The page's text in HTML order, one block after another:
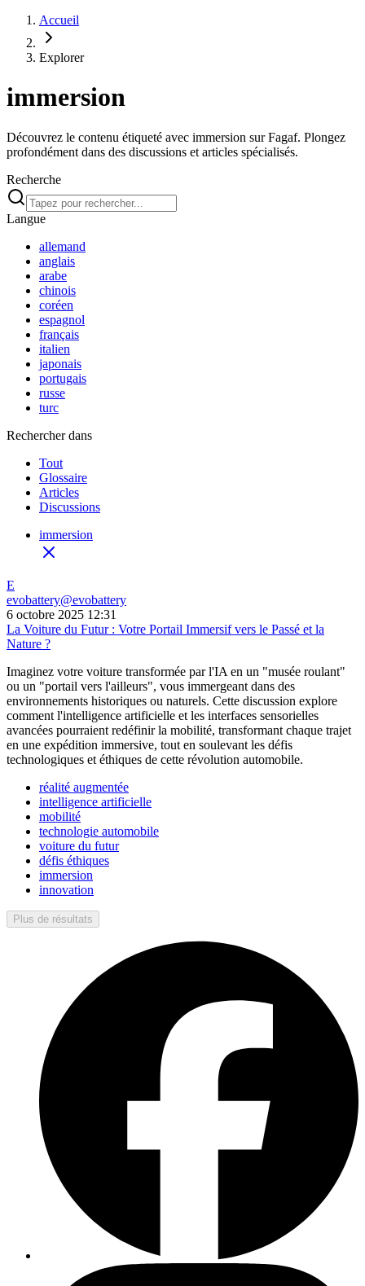
Accueil
Explorer
immersion
Découvrez le contenu étiqueté avec immersion sur Fagaf. Plongez
profondément dans des discussions et articles spécialisés.
Recherche
Langue
allemand
anglais
arabe
chinois
coréen
espagnol
français
italien
japonais
portugais
russe
turc
Rechercher dans
Tout
Glossaire
Articles
Discussions
immersion
E
evobattery@evobattery
6 octobre 2025 12:31
La Voiture du Futur : Votre Portail Immersif vers le Passé et la
Nature ?
Imaginez votre voiture transformée par l'IA en un "musée roulant"
ou un "portail vers l'ailleurs", vous immergeant dans des
environnements historiques ou naturels. Cette discussion explore
comment l'intelligence artificielle et les interfaces sensorielles
avancées pourraient redéfinir la mobilité, transformant chaque trajet
en une expédition immersive, tout en soulevant les défis
technologiques et éthiques de cette révolution automobile.
réalité augmentée
intelligence artificielle
mobilité
technologie automobile
voiture du futur
défis éthiques
immersion
innovation
Plus de résultats